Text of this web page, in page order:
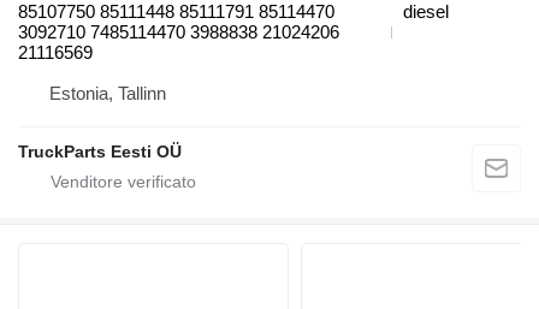
85107750 85111448 85111791 85114470
3092710 7485114470 3988838 21024206
21116569
diesel
Estonia, Tallinn
TruckParts Eesti OÜ